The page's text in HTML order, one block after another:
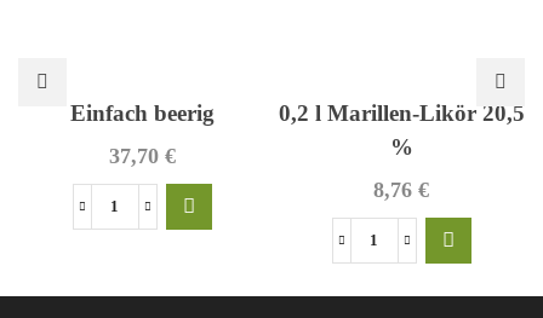
Einfach beerig
37,70 €
Einfach
0,2 l Marillen-Likör 20,5
%
8,76 €